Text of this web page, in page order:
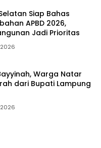
Siap Bahas
APBD 2026,
Jadi Prioritas
Warga Natar
dari Bupati Lampung